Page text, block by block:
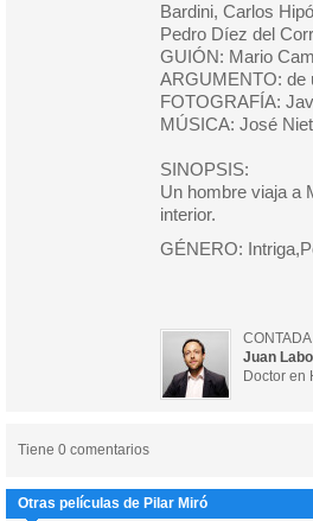
Bardini, Carlos
Pedro Díez del
GUIÓN: Mario
ARGUMENTO: de
FOTOGRAFÍA:
MÚSICA: José
SINOPSIS:
Un hombre viaja a
interior.
GÉNERO:
Juan
Doctor en
Tiene 0 comentarios
Otras películas de Pilar Miró